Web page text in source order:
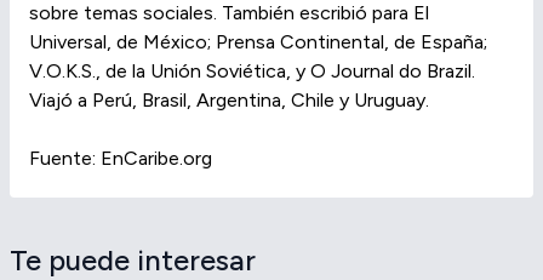
sobre temas sociales. También escribió para El
Universal, de México; Prensa Continental, de España;
V.O.K.S., de la Unión Soviética, y O Journal do Brazil.
Viajó a Perú, Brasil, Argentina, Chile y Uruguay.
Fuente: EnCaribe.org
Te puede interesar